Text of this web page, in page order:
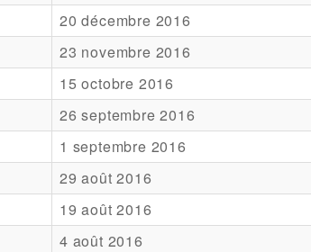
20 décembre 2016
23 novembre 2016
15 octobre 2016
26 septembre 2016
1 septembre 2016
29 août 2016
19 août 2016
4 août 2016